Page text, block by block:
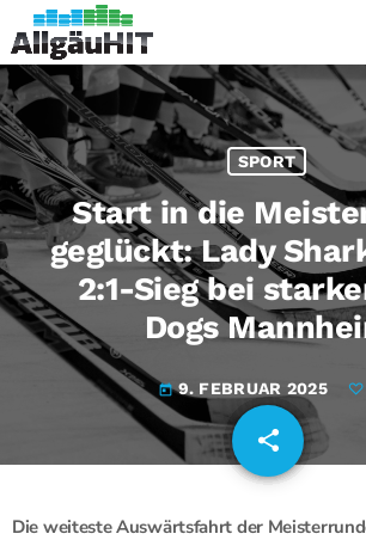
SPORT
Start in die
geglückt: Lady
2:1-Sieg bei
Dogs
today 9. FEBRUAR 2025
share
email
Die weiteste Auswärtsfahrt der